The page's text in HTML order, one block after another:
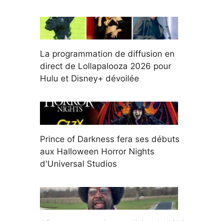
La programmation de diffusion en
direct de Lollapalooza 2026 pour
Hulu et Disney+ dévoilée
Prince of Darkness fera ses débuts
aux Halloween Horror Nights
d'Universal Studios